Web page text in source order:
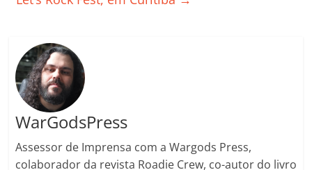
ro
WarGodsPress
Assessor de Imprensa com a Wargods Press,
colaborador da revista Roadie Crew, co-autor do livro